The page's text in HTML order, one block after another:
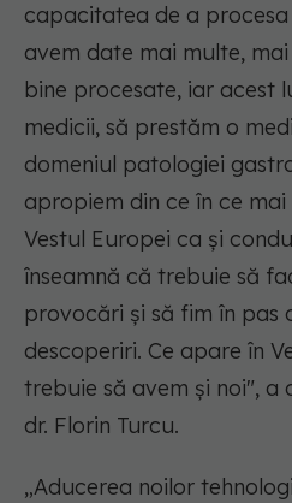
capacitatea de a
avem date mai multe,
bine procesate, iar acest
medicii, să prestăm o
domeniul patologiei
apropiem din ce în ce
Vestul Europei ca și
înseamnă că trebuie să
provocări și să fim în pas
descoperiri. Ce apare în
trebuie să avem și noi", a
dr. Florin Turcu.
„Aducerea noilor